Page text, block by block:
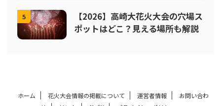
5
【2026】高崎大花火大会の穴場ス
ポットはどこ？見える場所も解説
ホーム 花火大会情報の掲載について 運営者情報
お問い合わ